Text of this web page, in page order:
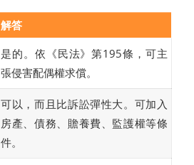
解答
是的。依《民法》第195條，可主
張侵害配偶權求償。
可以，而且比訴訟彈性大。可加入
房產、債務、贍養費、監護權等條
件。